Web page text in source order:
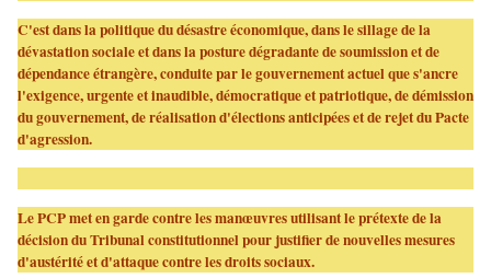
C'est dans la politique du désastre économique, dans le sillage de la
dévastation sociale et dans la posture dégradante de soumission et de
dépendance étrangère, conduite par le gouvernement actuel que s'ancre
l'exigence, urgente et inaudible, démocratique et patriotique, de démission
du gouvernement, de réalisation d'élections anticipées et de rejet du Pacte
d'agression.
Le PCP met en garde contre les manœuvres utilisant le prétexte de la
décision du Tribunal constitutionnel pour justifier de nouvelles mesures
d'austérité et d'attaque contre les droits sociaux.